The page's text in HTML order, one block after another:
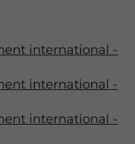
international -
international -
international -